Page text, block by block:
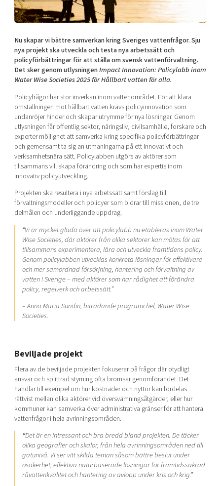
Shaping cities and regions
Bright East
East Sweden Tech Women
Reversed mentorship
Current offers and activities
Upscaling
Talent & skills
Startup & industry collaboration
Offers to boost your business
Funding opportunities
Our community of companies
Projects
Publications
Project toolbox
Our clusters
Reach out to us
Locations
Today's lunch in Mjärdevi
Nu skapar vi bättre samverkan kring Sveriges vattenfrågor. Sju
nya projekt ska utveckla och testa nya arbetssätt och
policyförbättringar för att ställa om svensk vattenförvaltning.
Det sker genom utlysningenImpact Innovation: Policylabb inom
Water Wise Societies 2025 för Hållbart vatten för alla.
Policyfrågor har stor inverkan inom vattenområdet. För att klara
omställningen mot hållbart vatten krävs policyinnovation som
undanröjer hinder och skapar utrymme för nya lösningar. Genom
utlysningen får offentlig sektor, näringsliv, civilsamhälle, forskare och
experter möjlighet att samverka kring specifika policyförbättringar
och gemensamt ta sig an utmaningarna på ett innovativt och
verksamhetsnära sätt. Policylabben utgörs av aktörer som
tillsammans vill skapa förändring och som har expertis inom
innovativ policyutveckling.
Projekten ska resultera i nya arbetssätt samt förslag till
förvaltningsmodeller och policyer som bidrar till missionen, de tre
delmålen och underliggande uppdrag.
“Vi är mycket glada över att policylabb nu etableras inom Water
Wise Societies, där aktörer från olika sektorer kan mötas för att
tillsammans experimentera, lära och utveckla framtidens policy.
Genom policylabben utvecklas konkreta lösningar för effektivare
och mer samordnad försörjning, hantering och förvaltning av
vatten i Sverige – med aktörer som har rådighet att förändra
policy, regelverk och arbetssätt.”
– Anna Maria Sundin, biträdande programchef, Water Wise
Societies.
Beviljade projekt
Flera av de beviljade projekten fokuserar på frågor där otydligt
ansvar och splittrad styrning ofta bromsar genomförandet. Det
handlar till exempel om hur kostnader och nyttor kan fördelas
rättvist mellan olika aktörer vid översvämningsåtgärder, eller hur
kommuner kan samverka över administrativa gränser för att hantera
vattenfrågor i hela avrinningsområden.
“Det är en intressant och bra bredd bland projekten. De täcker
olika geografier och skalor, från hela avrinningsområden ned till
gatunivå. Vi ser vitt skilda teman såsom bättre beslut under
osäkerhet, effektiva naturbaserade lösningar för framtidssäkrad
råvattenkvalitet och hantering av avlopp under kris och krig.”